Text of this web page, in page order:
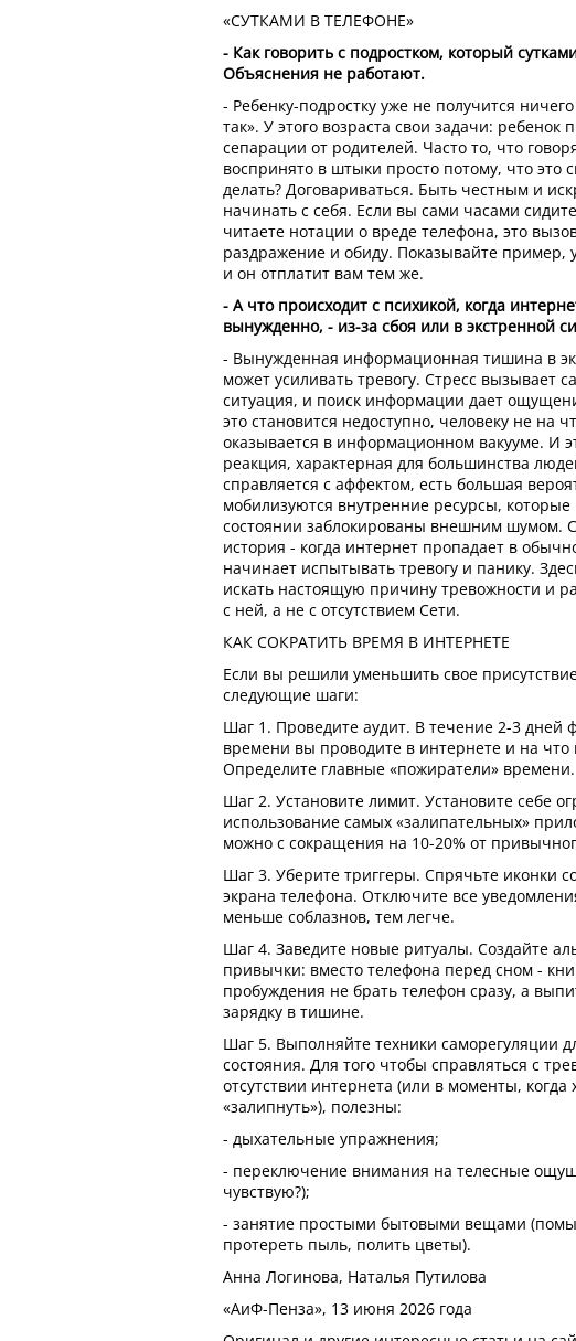
«СУТКАМИ В ТЕЛЕФОНЕ»
- Как говорить с подростком, который
Объяснения не работают.
- Ребенку-подростку уже не получится
так». У этого возраста свои задачи: ребенок
сепарации от родителей. Часто то, что
воспринято в штыки просто потому, что это
делать? Договариваться. Быть честным и
начинать с себя. Если вы сами часами
читаете нотации о вреде телефона, это
раздражение и обиду. Показывайте пример,
и он отплатит вам тем же.
- А что происходит с психикой, когда
вынужденно, - из-за сбоя или в экстренной
- Вынужденная информационная тишина в
может усиливать тревогу. Стресс вызывает
ситуация, и поиск информации дает
это становится недоступно, человеку не на
оказывается в информационном вакууме. И
реакция, характерная для большинства
справляется с аффектом, есть большая
мобилизуются внутренние ресурсы,
состоянии заблокированы внешним шумом.
история - когда интернет пропадает в
начинает испытывать тревогу и панику.
искать настоящую причину тревожности и
с ней, а не с отсутствием Сети.
КАК СОКРАТИТЬ ВРЕМЯ В ИНТЕРНЕТЕ
Если вы решили уменьшить свое
следующие шаги:
Шаг 1. Проведите аудит. В течение 2-3 дней
времени вы проводите в интернете и на что
Определите главные «пожиратели» времени.
Шаг 2. Установите лимит. Установите себе
использование самых «залипательных»
можно с сокращения на 10-20% от
Шаг 3. Уберите триггеры. Спрячьте иконки
экрана телефона. Отключите все
меньше соблазнов, тем легче.
Шаг 4. Заведите новые ритуалы. Создайте
привычки: вместо телефона перед сном -
пробуждения не брать телефон сразу, а
зарядку в тишине.
Шаг 5. Выполняйте техники саморегуляции
состояния. Для того чтобы справляться с
отсутствии интернета (или в моменты, когда
«залипнуть»), полезны:
- дыхательные упражнения;
- переключение внимания на телесные
чувствую?);
- занятие простыми бытовыми вещами
протереть пыль, полить цветы).
Анна Логинова, Наталья Путилова
«АиФ-Пенза», 13 июня 2026 года